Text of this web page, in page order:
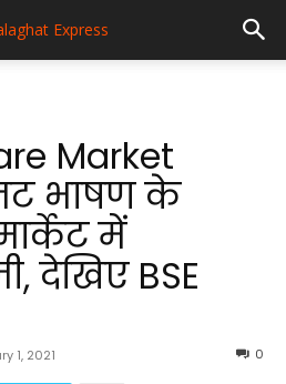
Market
भाषण के
में
देखिए BSE
1, 2021 0